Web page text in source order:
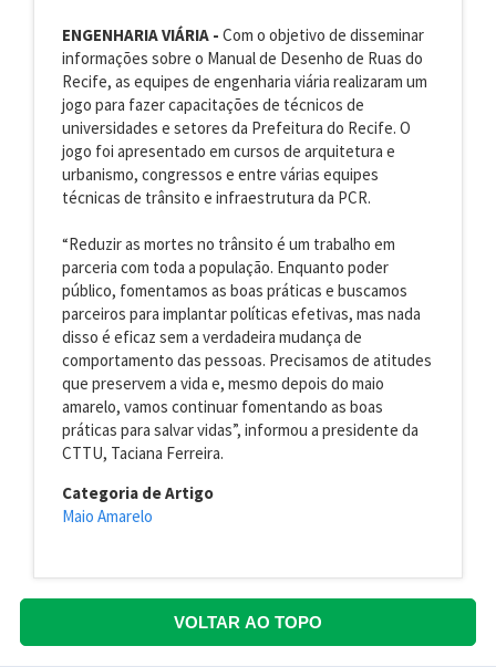
ENGENHARIA VIÁRIA - Com o objetivo de disseminar
informações sobre o Manual de Desenho de Ruas do
Recife, as equipes de engenharia viária realizaram um
jogo para fazer capacitações de técnicos de
universidades e setores da Prefeitura do Recife. O
jogo foi apresentado em cursos de arquitetura e
urbanismo, congressos e entre várias equipes
técnicas de trânsito e infraestrutura da PCR.
“Reduzir as mortes no trânsito é um trabalho em
parceria com toda a população. Enquanto poder
público, fomentamos as boas práticas e buscamos
parceiros para implantar políticas efetivas, mas nada
disso é eficaz sem a verdadeira mudança de
comportamento das pessoas. Precisamos de atitudes
que preservem a vida e, mesmo depois do maio
amarelo, vamos continuar fomentando as boas
práticas para salvar vidas”, informou a presidente da
CTTU, Taciana Ferreira.
Categoria de Artigo
Maio Amarelo
VOLTAR AO TOPO